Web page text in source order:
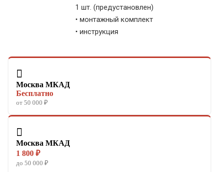
1 шт. (предустановлен)
• монтажный комплект
• инструкция

Москва МКАД
Бесплатно
от 50 000 ₽

Москва МКАД
1 800 ₽
до 50 000 ₽